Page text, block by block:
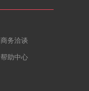
商务洽谈
帮助中心